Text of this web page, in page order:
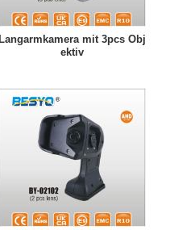
Langarmkamera mit 3pcs Obj
ektiv